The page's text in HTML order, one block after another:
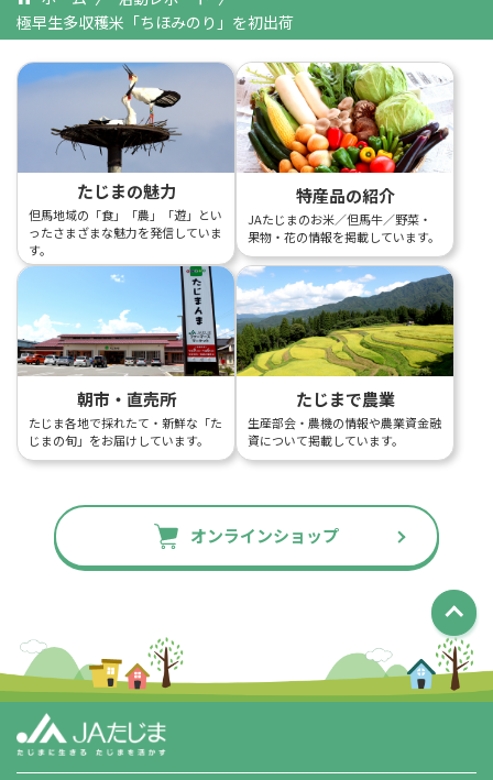
極早生多収穫米「ちほみのり」を初出荷
たじまの魅力
但馬地域の「食」「農」「遊」とい
ったさまざまな魅力を発信していま
す。
特産品の紹介
JAたじまのお米／但馬牛／野菜・
果物・花の情報を掲載しています。
朝市・直売所
たじま各地で採れたて・新鮮な「た
じまの旬」をお届けしています。
たじまで農業
生産部会・農機の情報や農業資金融
資について掲載しています。
オンラインショップ